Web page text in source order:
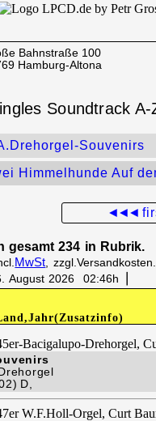
Bahnstraße 100
Hamburg-Altona
Soundtrack
Souvenirs
Himmelhunde Auf
◄◄◄
gesamt 234 in Rubrik.
MwSt , zzgl.Versandkosten.
August 2026 02:46h▕
D,